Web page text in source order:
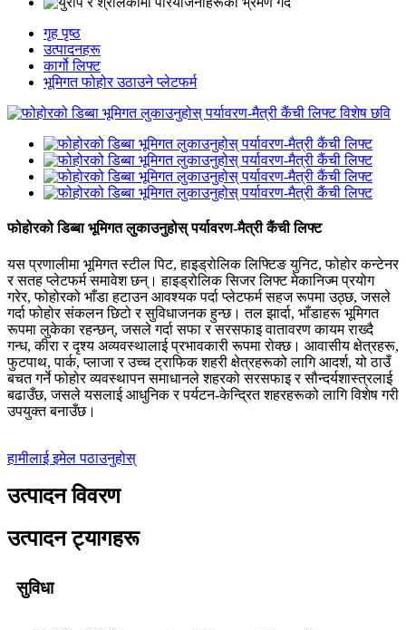
गृह पृष्ठ
उत्पादनहरू
कार्गो लिफ्ट
भूमिगत फोहोर उठाउने प्लेटफर्म
फोहोरको डिब्बा भूमिगत लुकाउनुहोस् पर्यावरण-मैत्री कैंची लिफ्ट
यस प्रणालीमा भूमिगत स्टील पिट, हाइड्रोलिक लिफ्टिङ युनिट, फोहोर कन्टेनर
र सतह प्लेटफर्म समावेश छन्। हाइड्रोलिक सिजर लिफ्ट मेकानिज्म प्रयोग
गरेर, फोहोरको भाँडा हटाउन आवश्यक पर्दा प्लेटफर्म सहज रूपमा उठ्छ, जसले
गर्दा फोहोर संकलन छिटो र सुविधाजनक हुन्छ। तल झार्दा, भाँडाहरू भूमिगत
रूपमा लुकेका रहन्छन्, जसले गर्दा सफा र सरसफाइ वातावरण कायम राख्दै
गन्ध, कीरा र दृश्य अव्यवस्थालाई प्रभावकारी रूपमा रोक्छ। आवासीय क्षेत्रहरू,
फुटपाथ, पार्क, प्लाजा र उच्च ट्राफिक शहरी क्षेत्रहरूको लागि आदर्श, यो ठाउँ
बचत गर्ने फोहोर व्यवस्थापन समाधानले शहरको सरसफाइ र सौन्दर्यशास्त्रलाई
बढाउँछ, जसले यसलाई आधुनिक र पर्यटन-केन्द्रित शहरहरूको लागि विशेष गरी
उपयुक्त बनाउँछ।
हामीलाई इमेल पठाउनुहोस्
उत्पादन विवरण
उत्पादन ट्यागहरू
सुविधा